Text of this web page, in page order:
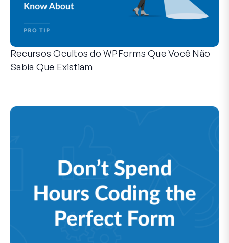
Recursos Ocultos do WPForms Que Você Não
Sabia Que Existiam